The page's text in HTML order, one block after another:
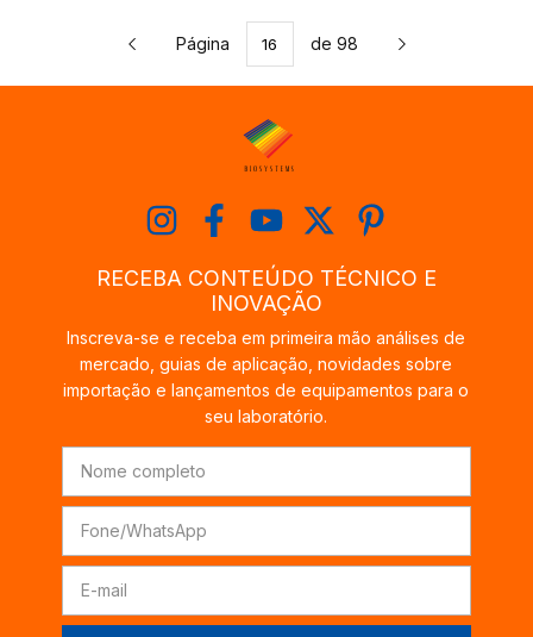
Página de 98
RECEBA CONTEÚDO TÉCNICO E
INOVAÇÃO
Inscreva-se e receba em primeira mão análises de
mercado, guias de aplicação, novidades sobre
importação e lançamentos de equipamentos para o
seu laboratório.